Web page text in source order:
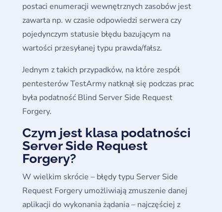
postaci enumeracji wewnętrznych zasobów jest
zawarta np. w czasie odpowiedzi serwera czy
pojedynczym statusie błędu bazującym na
wartości przesyłanej typu prawda/fałsz.
Jednym z takich przypadków, na które zespół
pentesterów TestArmy natknął się podczas prac
była podatność Blind Server Side Request
Forgery.
Czym jest klasa podatności
Server Side Request
Forgery?
W wielkim skrócie – błędy typu Server Side
Request Forgery umożliwiają zmuszenie danej
aplikacji do wykonania żądania – najczęściej z